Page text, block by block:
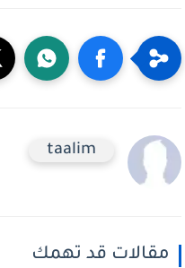
taalim
مقالات قد تهمك